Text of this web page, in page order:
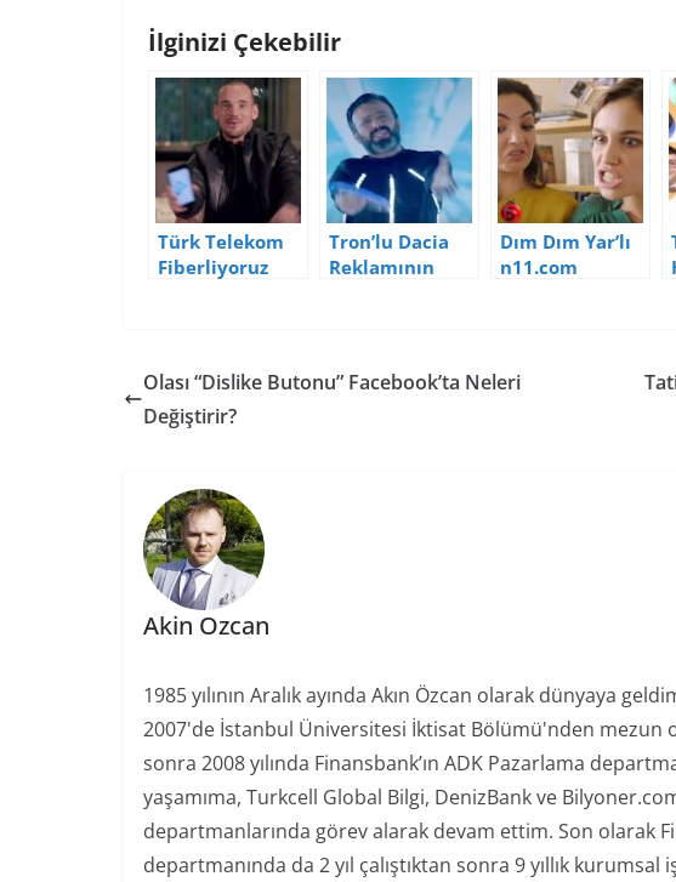
İlginizi Çekebilir
Türk Telekom
Fiberliyoruz
Tron’lu Dacia
Reklamının
Dım Dım Yar’lı
n11.com
Olası “Dislike Butonu” Facebook’ta Neleri
Değiştirir?
Akin Ozcan
1985 yılının Aralık ayında Akın Özcan olarak dünyaya
2007'de İstanbul Üniversitesi İktisat Bölümü'nden
sonra 2008 yılında Finansbank’ın ADK Pazarlama
yaşamıma, Turkcell Global Bilgi, DenizBank ve
departmanlarında görev alarak devam ettim. Son olarak
departmanında da 2 yıl çalıştıktan sonra 9 yıllık